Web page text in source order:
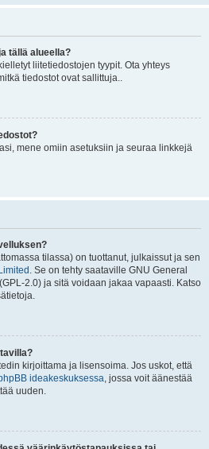
tällä alueella?
liitetiedostojen tyypit. Ota yhteys
tiedostot ovat sallittuja..
mene omiin asetuksiin ja seuraa linkkejä
tilassa) on tuottanut, julkaissut ja sen
. Se on tehty saataville GNU General
2.0) ja sitä voidaan jakaa vapaasti. Katso
kirjoittama ja lisensoima. Jos uskot, että
ideakeskuksessa, jossa voit äänestää
uuden.